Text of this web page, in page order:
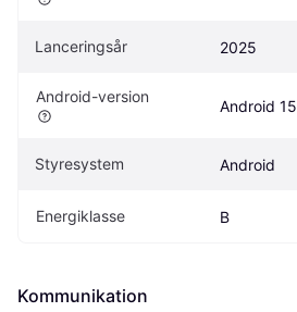
Lanceringsår 2025
Android-version
Android 15
Styresystem Android
Energiklasse B
Kommunikation